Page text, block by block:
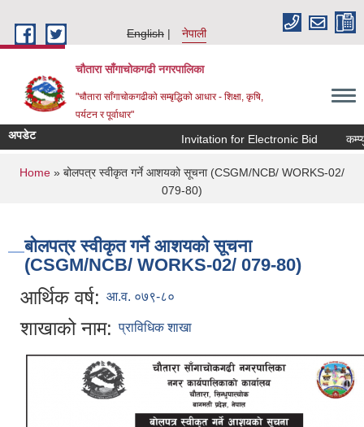
English
नेपाली
चौतारा साँगाचोकगढी नगरपालिका
"चौतारा साँगाचोकगढीको सम्बृद्धिको आधार - शिक्षा, कृषि,
पर्यटन र पूर्वाधार"
अपडेट Invitation for Electronic Bid
You are here
Home » बोलपत्र स्वीकृत गर्ने आशयको सूचना (CSGM/NCB/ WORKS-02/
079-80)
बोलपत्र स्वीकृत गर्ने आशयको सूचना
(CSGM/NCB/ WORKS-02/ 079-80)
आर्थिक वर्ष: आ.व. ०७९-८०
शाखाको नाम: प्राविधिक शाखा